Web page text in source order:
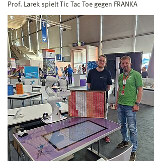
Prof. Larek spielt Tic Tac Toe gegen FRANKA